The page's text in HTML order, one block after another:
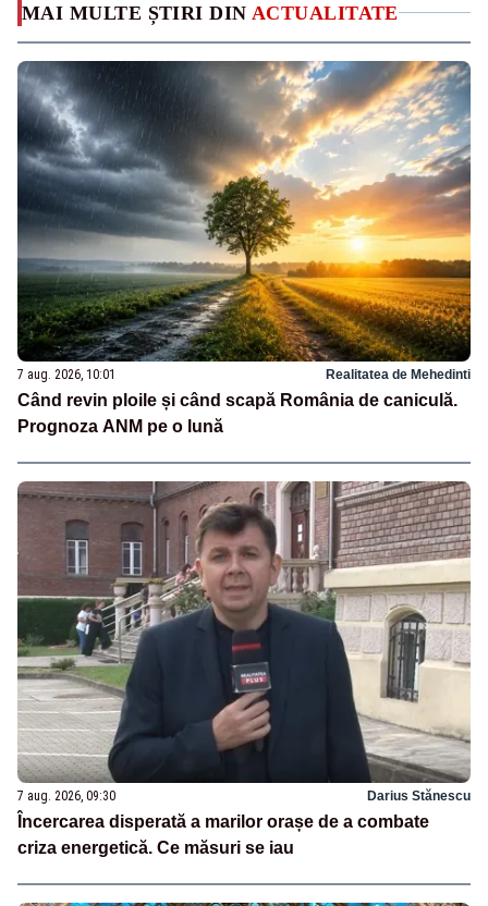
MAI MULTE ȘTIRI DIN ACTUALITATE
7 aug. 2026, 10:01 Realitatea de Mehedinti
Când revin ploile și când scapă România de caniculă.
Prognoza ANM pe o lună
7 aug. 2026, 09:30 Darius Stănescu
Încercarea disperată a marilor orașe de a combate
criza energetică. Ce măsuri se iau